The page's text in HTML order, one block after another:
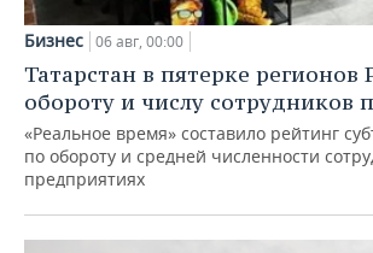
Бизнес 06 авг, 00:00
Татарстан в пятерке регионов
обороту и числу сотрудников
«Реальное время» составило рейтинг
по обороту и средней численности
предприятиях